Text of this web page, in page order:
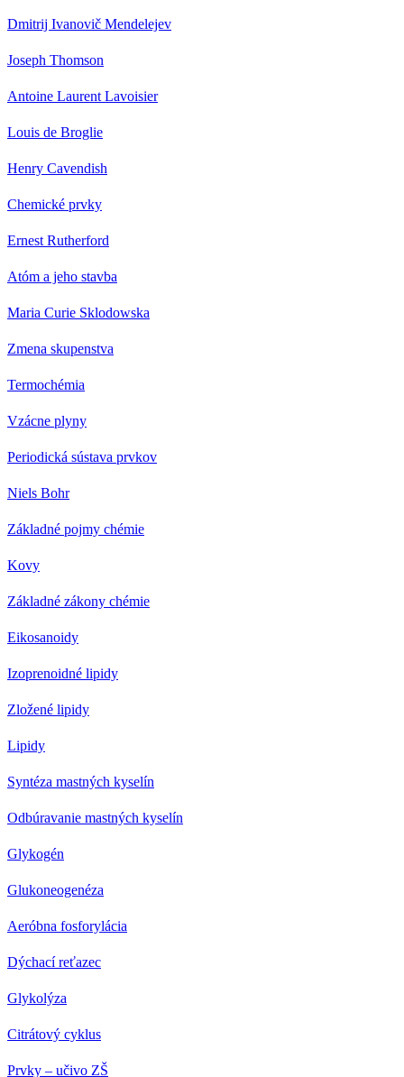
Dmitrij Ivanovič Mendelejev
Joseph Thomson
Antoine Laurent Lavoisier
Louis de Broglie
Henry Cavendish
Chemické prvky
Ernest Rutherford
Atóm a jeho stavba
Maria Curie Sklodowska
Zmena skupenstva
Termochémia
Vzácne plyny
Periodická sústava prvkov
Niels Bohr
Základné pojmy chémie
Kovy
Základné zákony chémie
Eikosanoidy
Izoprenoidné lipidy
Zložené lipidy
Lipidy
Syntéza mastných kyselín
Odbúravanie mastných kyselín
Glykogén
Glukoneogenéza
Aeróbna fosforylácia
Dýchací reťazec
Glykolýza
Citrátový cyklus
Prvky – učivo ZŠ